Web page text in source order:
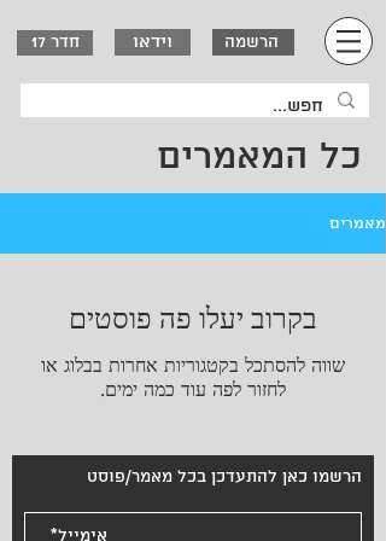
חדר 17 וידאו הרשמה
מאמרים
בקרוב יעלו פה פוסטים
שווה להסתכל בקטגוריות אחרות בבלוג או
לחזור לפה עוד כמה ימים.
כל המאמרים
הרשמו כאן להתעדכן בכל מאמר/פוסט